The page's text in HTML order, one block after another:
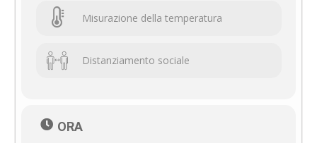
Misurazione della temperatura
Distanziamento sociale
ORA